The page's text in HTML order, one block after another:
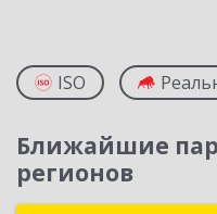
ISO
Ближайшие
регионов